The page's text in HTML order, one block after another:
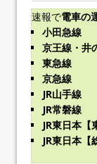
速報で電車の
小田急線
京王線・井
東急線
京急線
JR山手線
JR常磐線
JR東日本【
JR東日本【